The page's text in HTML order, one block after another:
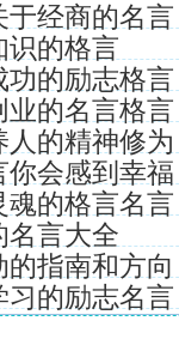
于经商的名言
识的格言
功的励志格言
业的名言格言
人的精神修为
你会感到幸福
魂的格言名言
名言大全
指南和方向
习的励志名言